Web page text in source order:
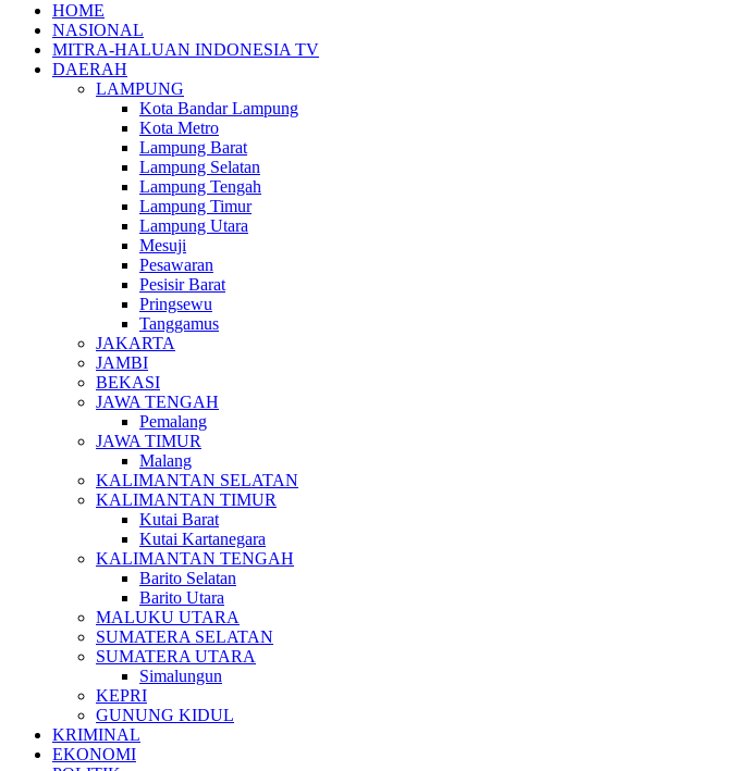
HOME
NASIONAL
MITRA-HALUAN INDONESIA TV
DAERAH
LAMPUNG
Kota Bandar Lampung
Kota Metro
Lampung Barat
Lampung Selatan
Lampung Tengah
Lampung Timur
Lampung Utara
Mesuji
Pesawaran
Pesisir Barat
Pringsewu
Tanggamus
JAKARTA
JAMBI
BEKASI
JAWA TENGAH
Pemalang
JAWA TIMUR
Malang
KALIMANTAN SELATAN
KALIMANTAN TIMUR
Kutai Barat
Kutai Kartanegara
KALIMANTAN TENGAH
Barito Selatan
Barito Utara
MALUKU UTARA
SUMATERA SELATAN
SUMATERA UTARA
Simalungun
KEPRI
GUNUNG KIDUL
KRIMINAL
EKONOMI